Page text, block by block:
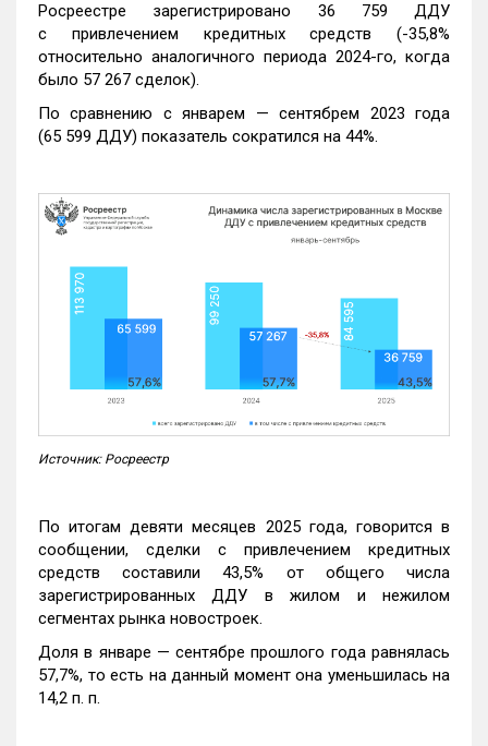
Росреестре зарегистрировано 36 759 ДДУ
с привлечением кредитных средств (-35,8%
относительно аналогичного периода 2024-го, когда
было 57 267 сделок).
По сравнению с январем — сентябрем 2023 года
(65 599 ДДУ) показатель сократился на 44%.
Источник: Росреестр
По итогам девяти месяцев 2025 года, говорится в
сообщении, сделки с привлечением кредитных
средств составили 43,5% от общего числа
зарегистрированных ДДУ в жилом и нежилом
сегментах рынка новостроек.
Доля в январе — сентябре прошлого года равнялась
57,7%, то есть на данный момент она уменьшилась на
14,2 п. п.